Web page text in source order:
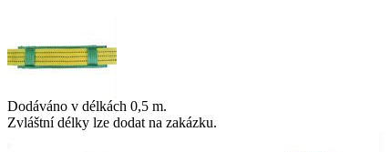
Dodáváno v délkách 0,5 m.
Zvláštní délky lze dodat na zakázku.